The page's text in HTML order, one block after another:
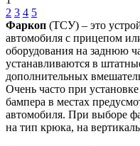
2 3 4 5
Фаркоп (ТСУ) – это
автомобиля с прицепом
оборудования на заднюю
устанавливаются в
дополнительных
Очень часто при
бампера в местах
автомобиля. При выборе
на тип крюка, на